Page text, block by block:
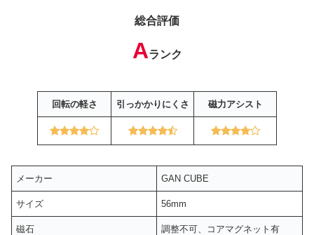
総合評価
Aランク
回転の軽さ 引っかかりにくさ 磁力アシスト
メーカー GAN CUBE
サイズ 56mm
磁石 調整不可、コアマグネット有